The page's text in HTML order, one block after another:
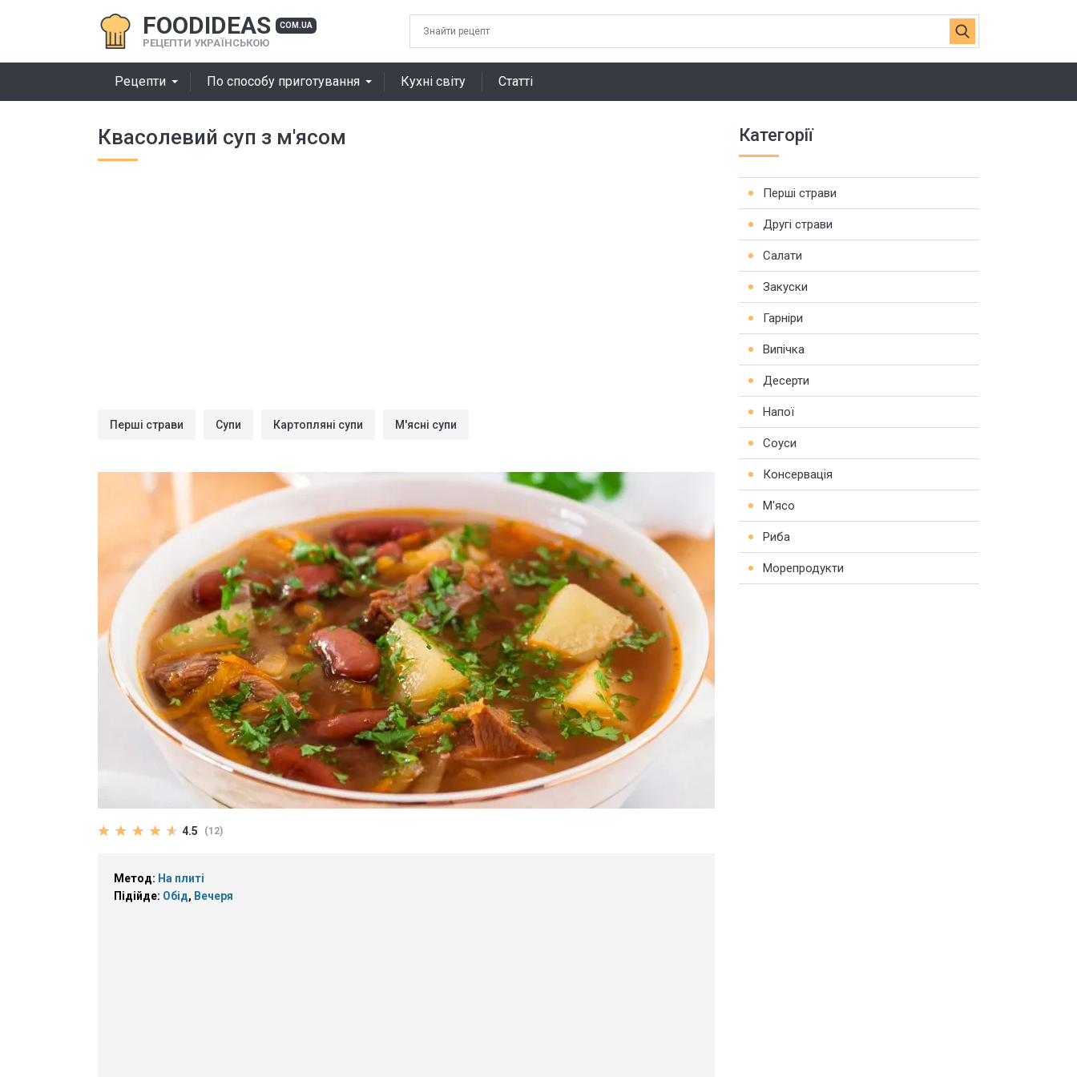
FOODIDEAS COM.UA
РЕЦЕПТИ УКРАЇНСЬКОЮ
Рецепти По способу приготування Кухні світу Статті
Квасолевий суп з м'ясом
Перші страви Супи Картопляні супи М'ясні супи
4.5 (12)
Метод: На плиті
Підійде: Обід, Вечеря
Категорії
Перші страви
Другі страви
Салати
Закуски
Гарніри
Випічка
Десерти
Напої
Соуси
Консервація
М'ясо
Риба
Морепродукти